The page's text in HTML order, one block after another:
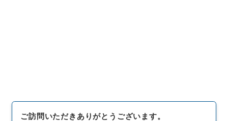
ご訪問いただきありがとうございます。